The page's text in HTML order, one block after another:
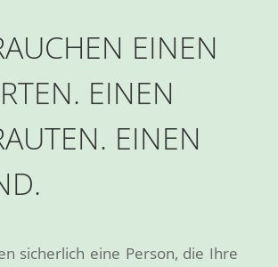
EINEN
EINEN
EINEN
sicherlich eine Person, die Ihre